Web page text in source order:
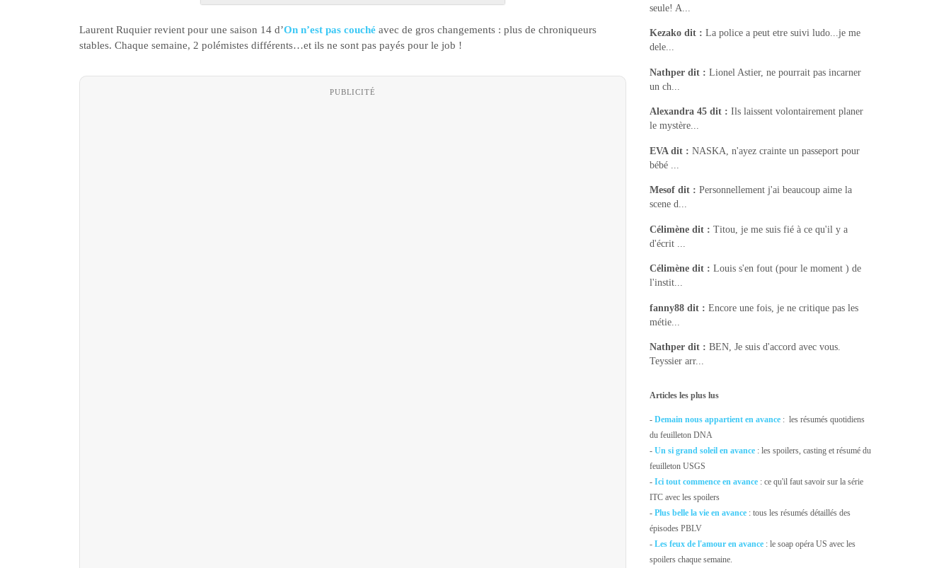
Laurent Ruquier revient pour une saison 14 d’On n’est pas couché avec de gros changements : plus de chroniqueurs
stables. Chaque semaine, 2 polémistes différents…et ils ne sont pas payés pour le job !
PUBLICITÉ
seule! A...
Kezako dit : La police a peut etre suivi ludo...je me
dele...
Nathper dit : Lionel Astier, ne pourrait pas incarner
un ch...
Alexandra 45 dit : Ils laissent volontairement planer
le mystère...
EVA dit : NASKA, n'ayez crainte un passeport pour
bébé ...
Mesof dit : Personnellement j'ai beaucoup aime la
scene d...
Célimène dit : Titou, je me suis fié à ce qu'il y a
d'écrit ...
Célimène dit : Louis s'en fout (pour le moment ) de
l'instit...
fanny88 dit : Encore une fois, je ne critique pas les
métie...
Nathper dit : BEN, Je suis d'accord avec vous.
Teyssier arr...
Articles les plus lus
-Demain nous appartient en avance : les résumés quotidiens
du feuilleton DNA
-Un si grand soleil en avance : les spoilers, casting et résumé du
feuilleton USGS
-Ici tout commence en avance : ce qu'il faut savoir sur la série
ITC avec les spoilers
- Plus belle la vie en avance : tous les résumés détaillés des
épisodes PBLV
-Les feux de l'amour en avance : le soap opéra US avec les
spoilers chaque semaine.